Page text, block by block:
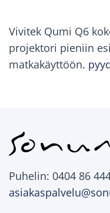
Vivitek Qumi Q6
projektori pieniin
matkakäyttöön.
Puhelin: 0404 86